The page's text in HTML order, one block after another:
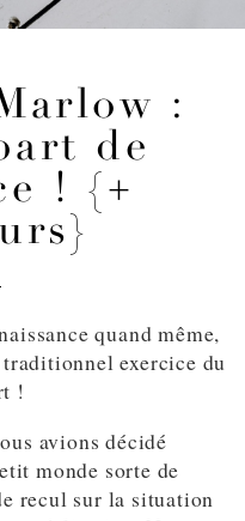
:
de
! {+
quand même,
traditionnel exercice du
!
avions décidé
monde sorte de
recul sur la situation